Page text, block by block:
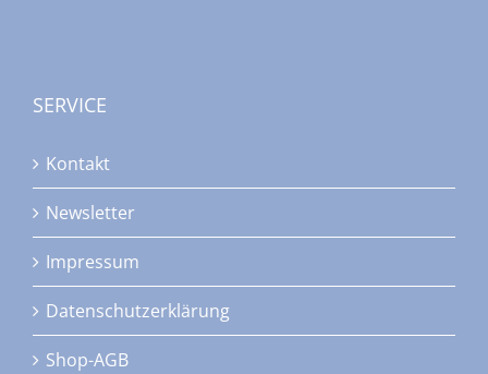
SERVICE
Kontakt
Newsletter
Impressum
Datenschutzerklärung
Shop-AGB